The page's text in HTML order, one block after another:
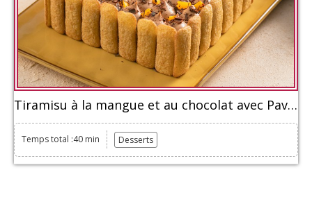
Tiramisu à la mangue et au chocolat avec Pavesini
Temps total :40 min Desserts